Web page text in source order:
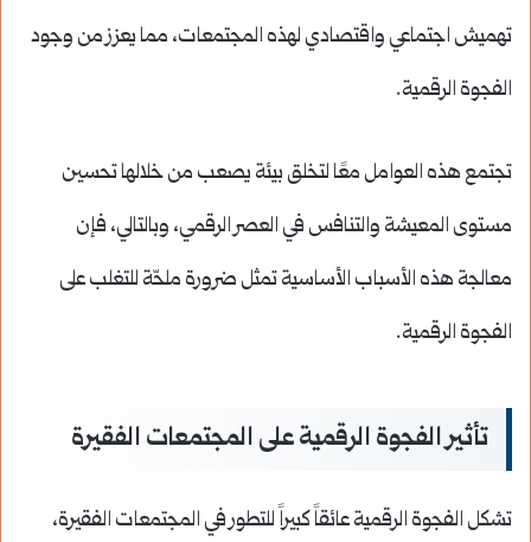
تهميش اجتماعي واقتصادي لهذه المجتمعات، مما يعزز من وجود
الفجوة الرقمية.
تجتمع هذه العوامل معًا لتخلق بيئة يصعب من خلالها تحسين
مستوى المعيشة والتنافس في العصر الرقمي، وبالتالي، فإن
معالجة هذه الأسباب الأساسية تمثل ضرورة ملحّة للتغلب على
الفجوة الرقمية.
تأثير الفجوة الرقمية على المجتمعات الفقيرة
تشكل الفجوة الرقمية عائقاً كبيراً للتطور في المجتمعات الفقيرة،